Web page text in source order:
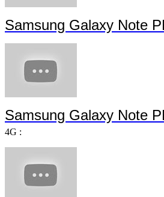
Samsung Galaxy Note
Samsung Galaxy Note
4G :